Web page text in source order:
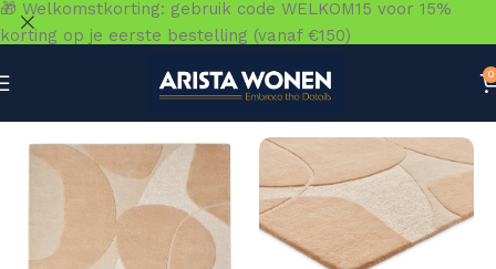
0
🎁 Welkomstkorting: gebruik code WELKOM15 voor 15%
korting op je eerste bestelling (vanaf €150)